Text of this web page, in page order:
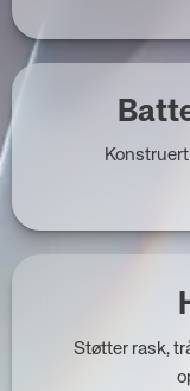
Støtter rask,